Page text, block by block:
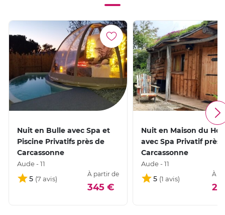
Nuit en Bulle avec Spa et
Piscine Privatifs près de
Carcassonne
Aude - 11
5
À partir de
345 €
Nuit en Maison du
avec Spa Privatif près
Carcassonne
Aude - 11
5
À